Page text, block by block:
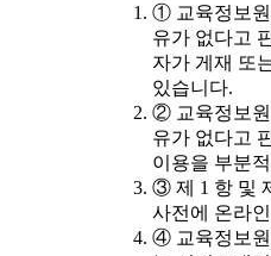
① 교육정보원
유가 없다고
자가 게재 또
있습니다.
② 교육정보원
유가 없다고
이용을 부분
③ 제 1 항 및
사전에 온라
④ 교육정보원